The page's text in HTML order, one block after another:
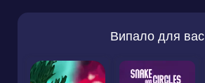
Випало для вас